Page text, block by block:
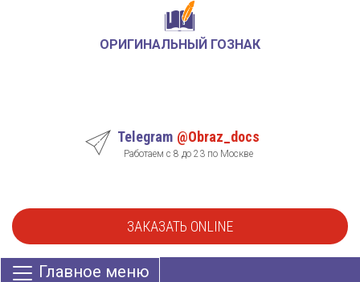
ОРИГИНАЛЬНЫЙ ГОЗНАК
Telegram @Obraz_docs
Работаем с 8 до 23 по Москве
ЗАКАЗАТЬ ONLINE
Главное меню